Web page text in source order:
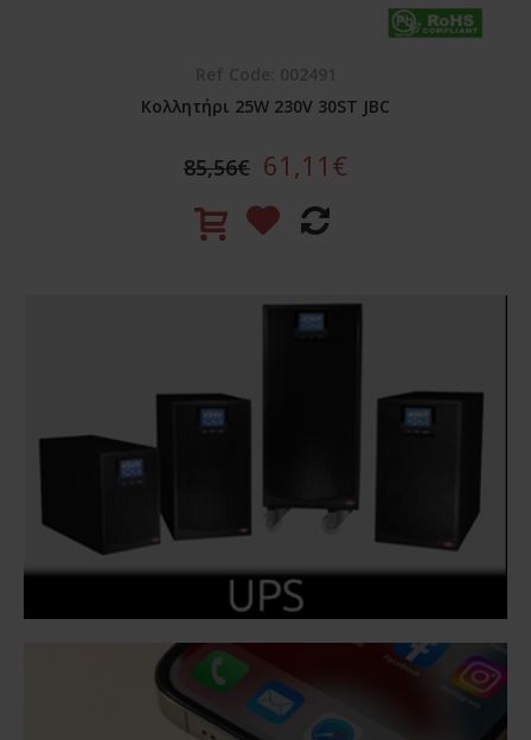
Κολλητήρι 25W 230V 30ST JBC
85,56€ 61,11€